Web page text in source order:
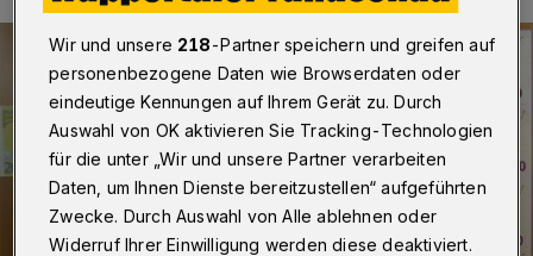
Wir und unsere 218-Partner speichern und greifen auf
personenbezogene Daten wie Browserdaten oder
eindeutige Kennungen auf Ihrem Gerät zu. Durch
Auswahl von OK aktivieren Sie Tracking-Technologien
für die unter „Wir und unsere Partner verarbeiten
Daten, um Ihnen Dienste bereitzustellen“ aufgeführten
Zwecke. Durch Auswahl von Alle ablehnen oder
Widerruf Ihrer Einwilligung werden diese deaktiviert.